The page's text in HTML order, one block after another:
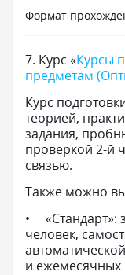
Формат
7. Курс «Курсы
предметам
Курс
теорией,
задания,
проверкой 2-й
связью.
Также можно
«Стандарт»:
человек,
и ежемесячных